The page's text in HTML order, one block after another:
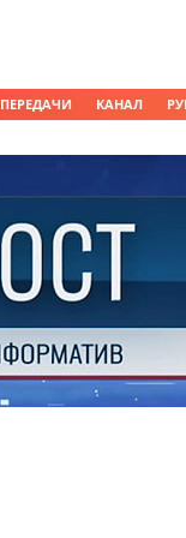
ПЕРЕДАЧИ КАНАЛ